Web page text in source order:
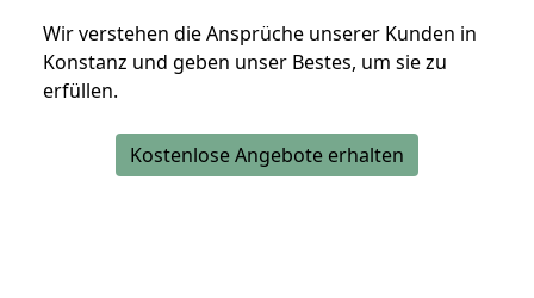
Wir verstehen die Ansprüche unserer Kunden in
Konstanz und geben unser Bestes, um sie zu
erfüllen.
Kostenlose Angebote erhalten